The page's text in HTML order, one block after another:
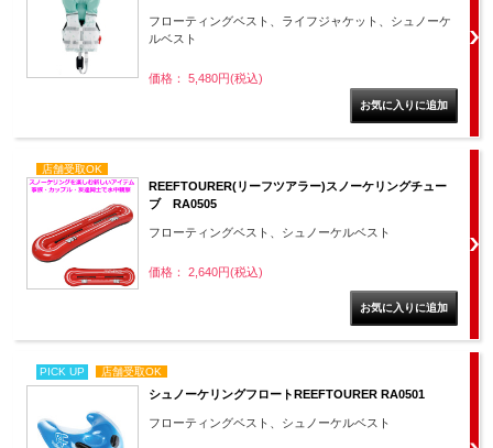
フローティングベスト、ライフジャケット、シュノーケ
ルベスト
価格： 5,480円(税込)
店舗受取OK
REEFTOURER(リーフツアラー)スノーケリングチュー
ブ RA0505
フローティングベスト、シュノーケルベスト
価格： 2,640円(税込)
PICK UP 店舗受取OK
シュノーケリングフロートREEFTOURER RA0501
フローティングベスト、シュノーケルベスト